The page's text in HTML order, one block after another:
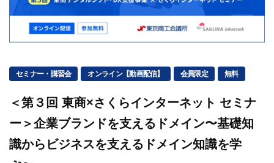
セミナー・講習会 オンライン【動画配信】 会員限定 無料
＜第３回 東商×さくらインターネット セミナ
ー＞企業ブランドを支えるドメイン〜基礎知
識からビジネスを支えるドメイン知識を学